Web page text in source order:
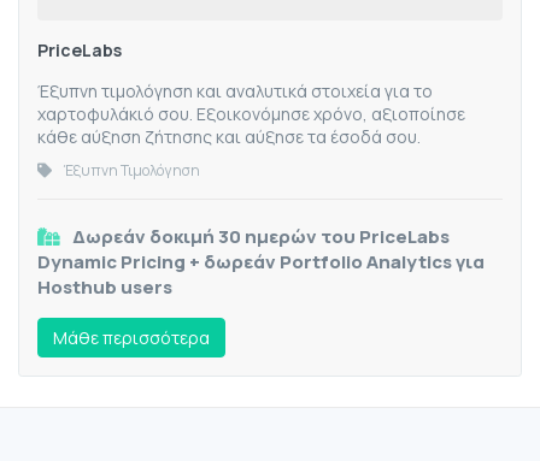
PriceLabs
Έξυπνη τιμολόγηση και αναλυτικά στοιχεία για το
χαρτοφυλάκιό σου. Εξοικονόμησε χρόνο, αξιοποίησε
κάθε αύξηση ζήτησης και αύξησε τα έσοδά σου.
Έξυπνη Τιμολόγηση
Δωρεάν δοκιμή 30 ημερών του PriceLabs
Dynamic Pricing + δωρεάν Portfolio Analytics για
Hosthub users
Mάθε περισσότερα